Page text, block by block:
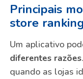
Principais
store ranking
Um aplicativo
diferentes razões
quando as lojas